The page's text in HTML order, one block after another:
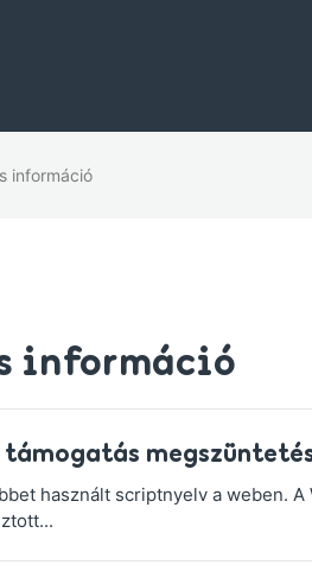
információ
információ
támogatás
használt scriptnyelv a weben.